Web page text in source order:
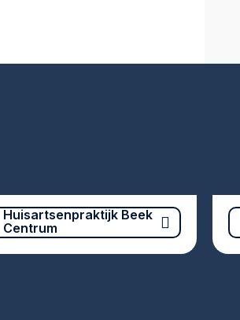
Huisartsenpraktijk Beek
Centrum